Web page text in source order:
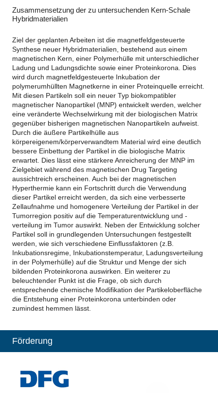
Zusammensetzung der zu untersuchenden Kern-Schale
Hybridmaterialien
Ziel der geplanten Arbeiten ist die magnetfeldgesteuerte
Synthese neuer Hybridmaterialien, bestehend aus einem
magnetischen Kern, einer Polymerhülle mit unterschiedlicher
Ladung und Ladungsdichte sowie einer Proteinkorona. Dies
wird durch magnetfeldgesteuerte Inkubation der
polymerumhüllten Magnetkerne in einer Proteinquelle erreicht.
Mit diesen Partikeln soll ein neuer Typ biokompatibler
magnetischer Nanopartikel (MNP) entwickelt werden, welcher
eine veränderte Wechselwirkung mit der biologischen Matrix
gegenüber bisherigen magnetischen Nanopartikeln aufweist.
Durch die äußere Partikelhülle aus
körpereigenem/körperverwandtem Material wird eine deutlich
bessere Einbettung der Partikel in die biologische Matrix
erwartet. Dies lässt eine stärkere Anreicherung der MNP im
Zielgebiet während des magnetischen Drug Targeting
aussichtreich erscheinen. Auch bei der magnetischen
Hyperthermie kann ein Fortschritt durch die Verwendung
dieser Partikel erreicht werden, da sich eine verbesserte
Zellaufnahme und homogenere Verteilung der Partikel in der
Tumorregion positiv auf die Temperaturentwicklung und -
verteilung im Tumor auswirkt. Neben der Entwicklung solcher
Partikel soll in grundlegenden Untersuchungen festgestellt
werden, wie sich verschiedene Einflussfaktoren (z.B.
Inkubationsregime, Inkubationstemperatur, Ladungsverteilung
in der Polymerhülle) auf die Struktur und Menge der sich
bildenden Proteinkorona auswirken. Ein weiterer zu
beleuchtender Punkt ist die Frage, ob sich durch
entsprechende chemische Modifikation der Partikeloberfläche
die Entstehung einer Proteinkorona unterbinden oder
zumindest hemmen lässt.
Förderung